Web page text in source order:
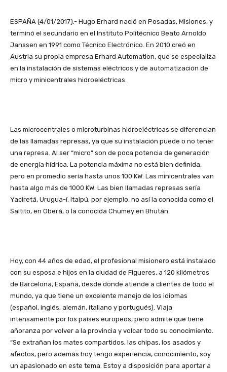
ESPAÑA (4/01/2017).- Hugo Erhard nació en Posadas, Misiones, y
terminó el secundario en el Instituto Politécnico Beato Arnoldo
Janssen en 1991 como Técnico Electrónico. En 2010 creó en
Austria su propia empresa Erhard Automation, que se especializa
en la instalación de sistemas eléctricos y de automatización de
micro y minicentrales hidroeléctricas.
Las microcentrales o microturbinas hidroeléctricas se diferencian
de las llamadas represas, ya que su instalación puede o no tener
una represa. Al ser “micro” son de poca potencia de generación
de energía hídrica. La potencia máxima no está bien definida,
pero en promedio sería hasta unos 100 KW. Las minicentrales van
hasta algo más de 1000 KW. Las bien llamadas represas sería
Yaciretá, Urugua-í, Itaipú, por ejemplo, no así la conocida como el
Saltito, en Oberá, o la conocida Chumey en Bhután.
Hoy, con 44 años de edad, el profesional misionero está instalado
con su esposa e hijos en la ciudad de Figueres, a 120 kilómetros
de Barcelona, España, desde donde atiende a clientes de todo el
mundo, ya que tiene un excelente manejo de los idiomas
(español, inglés, alemán, italiano y portugués). Viaja
intensamente por los países europeos, pero admite que tiene
añoranza por volver a la provincia y volcar todo su conocimiento.
“Se extrañan los mates compartidos, las chipas, los asados y
afectos, pero además hoy tengo experiencia, conocimiento, soy
un apasionado en este tema. Estoy a disposición para aportar a